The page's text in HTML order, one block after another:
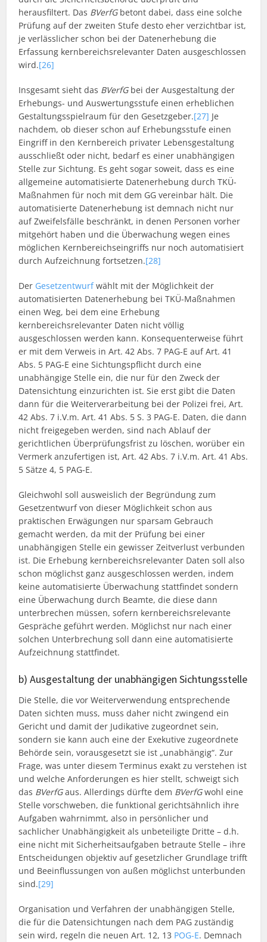
herausfiltert. Das BVerfGbetont dabei, dass eine solche
Prüfung auf der zweiten Stufe desto eher verzichtbar ist,
je verlässlicher schon bei der Datenerhebung die
Erfassung kernbereichsrelevanter Daten ausgeschlossen
wird.[26]
Insgesamt sieht das BVerfGbei der Ausgestaltung der
Erhebungs- und Auswertungsstufe einen erheblichen
Gestaltungsspielraum für den Gesetzgeber.[27] Je
nachdem, ob dieser schon auf Erhebungsstufe einen
Eingriff in den Kernbereich privater Lebensgestaltung
ausschließt oder nicht, bedarf es einer unabhängigen
Stelle zur Sichtung. Es geht sogar soweit, dass es eine
allgemeine automatisierte Datenerhebung durch TKÜ-
Maßnahmen für noch mit dem GG vereinbar hält. Die
automatisierte Datenerhebung ist demnach nicht nur
auf Zweifelsfälle beschränkt, in denen Personen vorher
mitgehört haben und die Überwachung wegen eines
möglichen Kernbereichseingriffs nur noch automatisiert
durch Aufzeichnung fortsetzen.[28]
Der Gesetzentwurfwählt mit der Möglichkeit der
automatisierten Datenerhebung bei TKÜ-Maßnahmen
einen Weg, bei dem eine Erhebung
kernbereichsrelevanter Daten nicht völlig
ausgeschlossen werden kann. Konsequenterweise führt
er mit dem Verweis in Art. 42 Abs. 7 PAG-E auf Art. 41
Abs. 5 PAG-E eine Sichtungspflicht durch eine
unabhängige Stelle ein, die nur für den Zweck der
Datensichtung einzurichten ist. Sie erst gibt die Daten
dann für die Weiterverarbeitung bei der Polizei frei, Art.
42 Abs. 7 i.V.m. Art. 41 Abs. 5 S. 3 PAG-E. Daten, die dann
nicht freigegeben werden, sind nach Ablauf der
gerichtlichen Überprüfungsfrist zu löschen, worüber ein
Vermerk anzufertigen ist, Art. 42 Abs. 7 i.V.m. Art. 41 Abs.
5 Sätze 4, 5 PAG-E.
Gleichwohl soll ausweislich der Begründung zum
Gesetzentwurf von dieser Möglichkeit schon aus
praktischen Erwägungen nur sparsam Gebrauch
gemacht werden, da mit der Prüfung bei einer
unabhängigen Stelle ein gewisser Zeitverlust verbunden
ist. Die Erhebung kernbereichsrelevanter Daten soll also
schon möglichst ganz ausgeschlossen werden, indem
keine automatisierte Überwachung stattfindet sondern
eine Überwachung durch Beamte, die diese dann
unterbrechen müssen, sofern kernbereichsrelevante
Gespräche geführt werden. Möglichst nur nach einer
solchen Unterbrechung soll dann eine automatisierte
Aufzeichnung stattfindet.
b) Ausgestaltung der unabhängigen Sichtungsstelle
Die Stelle, die vor Weiterverwendung entsprechende
Daten sichten muss, muss daher nicht zwingend ein
Gericht und damit der Judikative zugeordnet sein,
sondern sie kann auch eine der Exekutive zugeordnete
Behörde sein, vorausgesetzt sie ist „unabhängig“. Zur
Frage, was unter diesem Terminus exakt zu verstehen ist
und welche Anforderungen es hier stellt, schweigt sich
das BVerfGaus. Allerdings dürfte dem BVerfGwohl eine
Stelle vorschweben, die funktional gerichtsähnlich ihre
Aufgaben wahrnimmt, also in persönlicher und
sachlicher Unabhängigkeit als unbeteiligte Dritte – d.h.
eine nicht mit Sicherheitsaufgaben betraute Stelle – ihre
Entscheidungen objektiv auf gesetzlicher Grundlage trifft
und Beeinflussungen von außen möglichst unterbunden
sind.[29]
Organisation und Verfahren der unabhängigen Stelle,
die für die Datensichtungen nach dem PAG zuständig
sein wird, regeln die neuen Art. 12, 13 POG-E. Demnach